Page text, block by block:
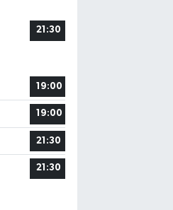
21:30
19:00
19:00
21:30
21:30